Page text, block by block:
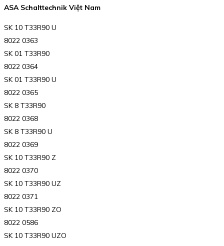
ASA Schalttechnik Việt Nam
SK 10 T33R90 U
8022 0363
SK 01 T33R90
8022 0364
SK 01 T33R90 U
8022 0365
SK 8 T33R90
8022 0368
SK 8 T33R90 U
8022 0369
SK 10 T33R90 Z
8022 0370
SK 10 T33R90 UZ
8022 0371
SK 10 T33R90 ZO
8022 0586
SK 10 T33R90 UZO